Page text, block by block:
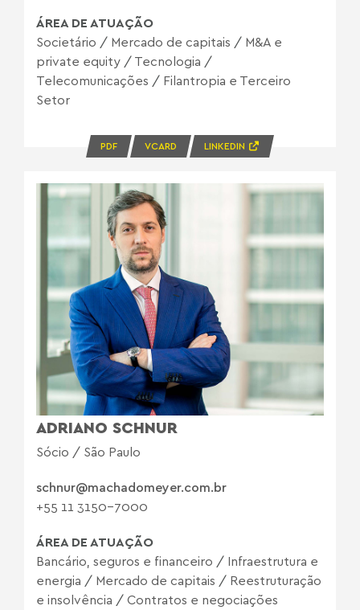
ÁREA DE ATUAÇÃO
Societário / Mercado de capitais / M&A e
private equity / Tecnologia /
Telecomunicações / Filantropia e Terceiro
Setor
PDF VCARD LINKEDIN
ADRIANO SCHNUR
Sócio / São Paulo
schnur@machadomeyer.com.br
+55 11 3150-7000
ÁREA DE ATUAÇÃO
Bancário, seguros e financeiro / Infraestrutura e
energia / Mercado de capitais / Reestruturação
e insolvência / Contratos e negociações